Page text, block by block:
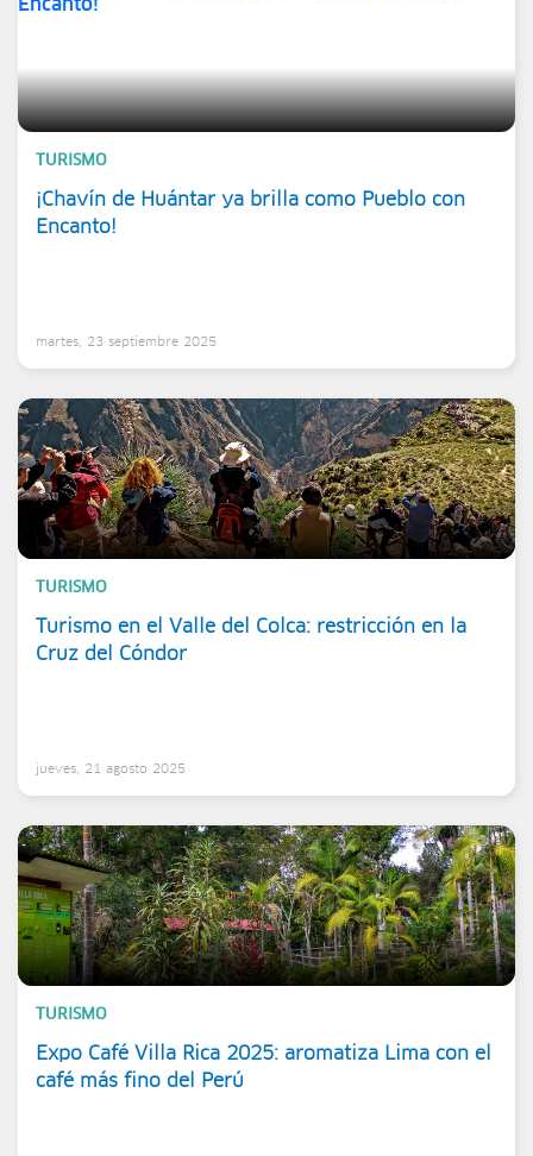
TURISMO
¡Chavín de Huántar ya brilla como Pueblo con
Encanto!
martes, 23 septiembre 2025
TURISMO
Turismo en el Valle del Colca: restricción en la
Cruz del Cóndor
jueves, 21 agosto 2025
TURISMO
Expo Café Villa Rica 2025: aromatiza Lima con el
café más fino del Perú